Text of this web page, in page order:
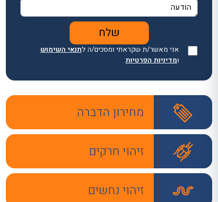
אני מאשר/ת שקראתי ומסכים/ה לתנאי השימוש
ומדיניות הפרטיות
מחירון הדברה
זיהוי חרקים
זיהוי נחשים